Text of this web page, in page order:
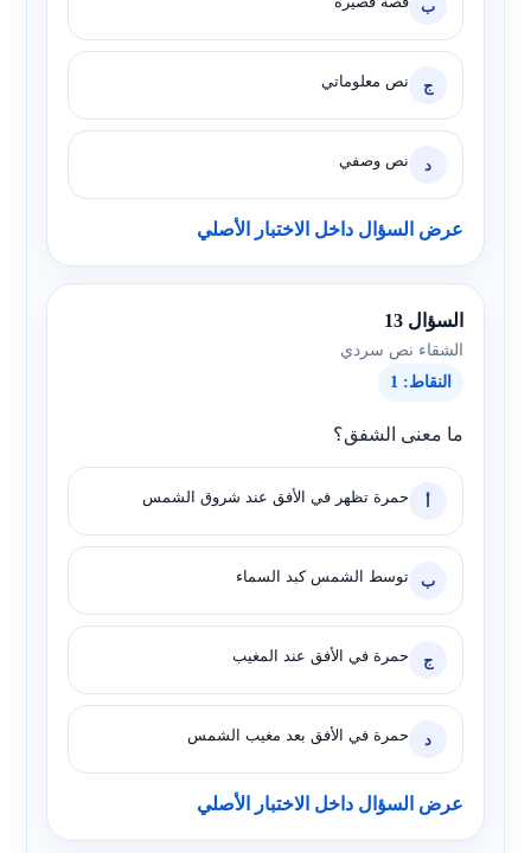
ب
ج نص معلوماتي
د نص وصفي
عرض السؤال داخل الاختبار الأصلي
السؤال 13
الشقاء نص سردي
النقاط: 1
ما معنى الشفق؟
أ حمرة تظهر في الأفق عند شروق الشمس
ب توسط الشمس كبد السماء
ج حمرة في الأفق عند المغيب
د حمرة في الأفق بعد مغيب الشمس
عرض السؤال داخل الاختبار الأصلي